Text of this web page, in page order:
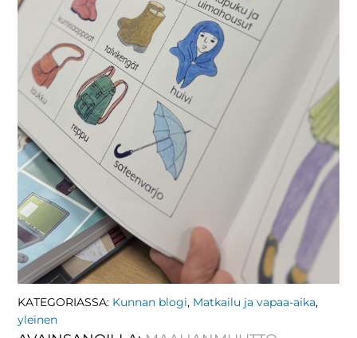
KATEGORIASSA: Kunnan blogi, Matkailu ja vapaa-aika,
yleinen